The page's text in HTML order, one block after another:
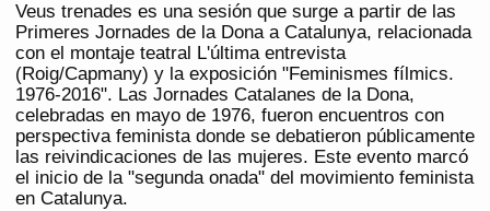
Veus trenades es una sesión que surge a partir de las
Primeres Jornades de la Dona a Catalunya, relacionada
con el montaje teatral L'última entrevista
(Roig/Capmany) y la exposición "Feminismes fílmics.
1976-2016". Las Jornades Catalanes de la Dona,
celebradas en mayo de 1976, fueron encuentros con
perspectiva feminista donde se debatieron públicamente
las reivindicaciones de las mujeres. Este evento marcó
el inicio de la "segunda onada" del movimiento feminista
en Catalunya.